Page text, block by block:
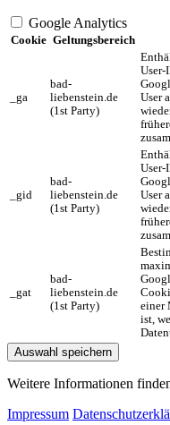
Google Analytics
Cookie Geltungsbereich
_ga
bad-
liebenstein.de
(1st Party)
User-
User
_gid
bad-
liebenstein.de
(1st Party)
User-
User
_gat
bad-
liebenstein.de
(1st Party)
einer
ist,
Auswahl speichern
Weitere Informationen
Impressum